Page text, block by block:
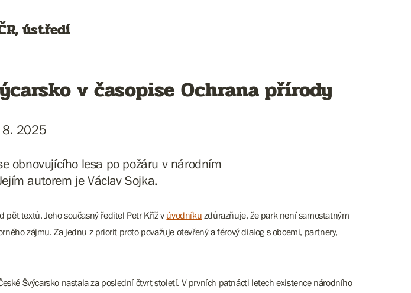
ústředí
v časopise Ochrana přírody
8. 2025
obnovujícího lesa po požáru v národním
autorem je Václav Sojka.
textů. Jeho současný ředitel Petr Kříž v úvodníku zdůrazňuje, že park není samostatným
zájmu. Za jednu z priorit proto považuje otevřený a férový dialog s obcemi, partnery,
Švýcarsko nastala za poslední čtvrt století. V prvních patnácti letech existence národního